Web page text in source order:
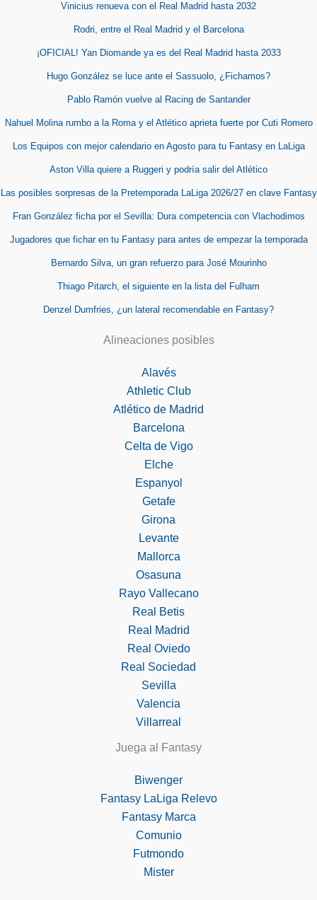
Vinicius renueva con el Real Madrid hasta 2032
Rodri, entre el Real Madrid y el Barcelona
¡OFICIAL! Yan Diomande ya es del Real Madrid hasta 2033
Hugo González se luce ante el Sassuolo, ¿Fichamos?
Pablo Ramón vuelve al Racing de Santander
Nahuel Molina rumbo a la Roma y el Atlético aprieta fuerte por Cuti Romero
Los Equipos con mejor calendario en Agosto para tu Fantasy en LaLiga
Aston Villa quiere a Ruggeri y podría salir del Atlético
Las posibles sorpresas de la Pretemporada LaLiga 2026/27 en clave Fantasy
Fran González ficha por el Sevilla: Dura competencia con Vlachodimos
Jugadores que fichar en tu Fantasy para antes de empezar la temporada
Bernardo Silva, un gran refuerzo para José Mourinho
Thiago Pitarch, el siguiente en la lista del Fulham
Denzel Dumfries, ¿un lateral recomendable en Fantasy?
Alineaciones posibles
Alavés
Athletic Club
Atlético de Madrid
Barcelona
Celta de Vigo
Elche
Espanyol
Getafe
Girona
Levante
Mallorca
Osasuna
Rayo Vallecano
Real Betis
Real Madrid
Real Oviedo
Real Sociedad
Sevilla
Valencia
Villarreal
Juega al Fantasy
Biwenger
Fantasy LaLiga Relevo
Fantasy Marca
Comunio
Futmondo
Mister